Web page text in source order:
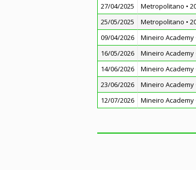
27/04/2025 Metropolitano •
25/05/2025
Metropolitano •
09/04/2026
Mineiro Academy
16/05/2026
Mineiro Academy
14/06/2026
Mineiro Academy
23/06/2026
Mineiro Academy
12/07/2026
Mineiro Academy